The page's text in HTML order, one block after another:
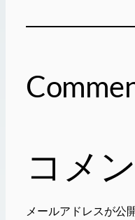
コメ
メールアドレスが公